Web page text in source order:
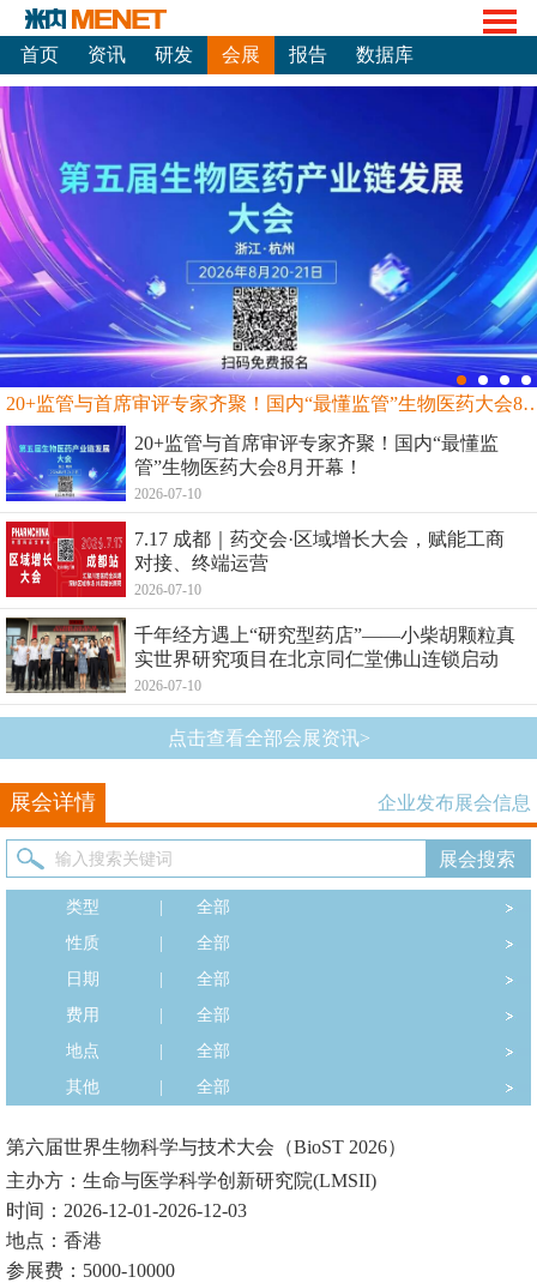
首页 资讯 研发 会展 报告 数据库
20+监管与首席审评专家齐聚！国内“最
20+监管与首席审评专家齐聚！国内“最懂监
管”生物医药大会8月开幕！
2026-07-10
7.17 成都｜药交会·区域增长大会，赋能工商
对接、终端运营
2026-07-10
千年经方遇上“研究型药店”——小柴胡颗粒真
实世界研究项目在北京同仁堂佛山连锁启动
2026-07-10
点击查看全部会展资讯>
展会详情 企业发布展会信息
类型
全部
性质
全部
日期
全部
费用
全部
地点
全部
其他
全部
第六届世界生物科学与技术大会（BioST 2026）
主办方：生命与医学科学创新研究院(LMSII)
时间：2026-12-01-2026-12-03
地点：香港
参展费：5000-10000